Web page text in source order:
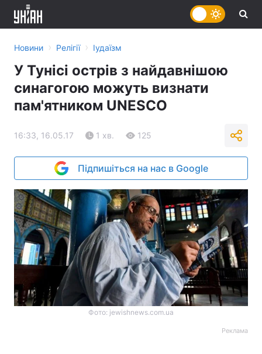
Новини › Релігії › Іудаїзм
У Тунісі острів з найдавнішою
синагогою можуть визнати
пам'ятником UNESCO
16:33, 16.05.17 1 хв. 125
Підпишіться на нас в Google
Фото: jewishnews.com.ua
Реклама